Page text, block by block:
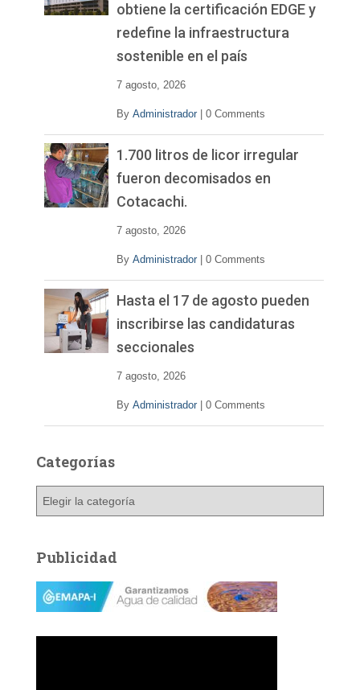
obtiene la certificación EDGE y
redefine la infraestructura
sostenible en el país
7 agosto, 2026
By Administrador 0 Comments
1.700 litros de licor irregular
fueron decomisados en
Cotacachi.
7 agosto, 2026
By Administrador 0 Comments
Hasta el 17 de agosto pueden
inscribirse las candidaturas
seccionales
7 agosto, 2026
By Administrador 0 Comments
Categorías
g
o
a
Publicidad